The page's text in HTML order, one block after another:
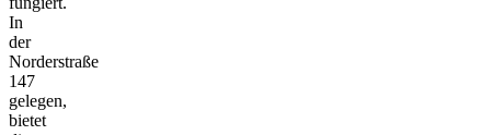
In
der
Norderstraße
147
gelegen,
bietet